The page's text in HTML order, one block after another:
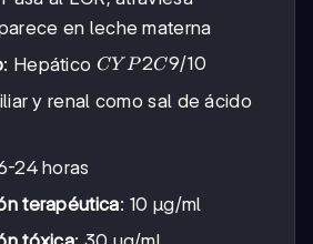
en leche materna
: Hepático CYP2C9/10
CY P2C9/10
y renal como sal de ácido
24 horas
terapéutica: 10 μg/ml